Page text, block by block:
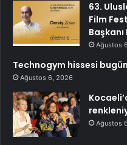
63.
Film
Ağustos
Technogym hissesi
Ağustos 6, 2026
Ağustos